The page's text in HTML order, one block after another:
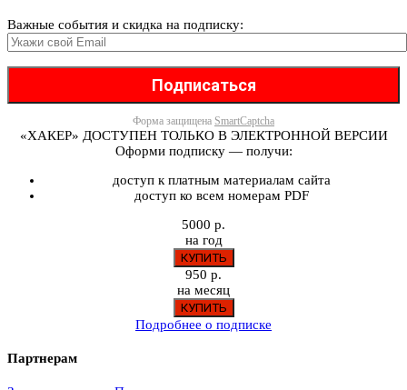
Важные события и скидка на подписку:
Форма защищена SmartCaptcha
«ХАКЕР» ДОСТУПЕН ТОЛЬКО В ЭЛЕКТРОННОЙ ВЕРСИИ
Оформи подписку — получи:
доступ к платным материалам сайта
доступ ко всем номерам PDF
5000 р.
на год
950 р.
на месяц
Подробнее о подписке
Партнерам